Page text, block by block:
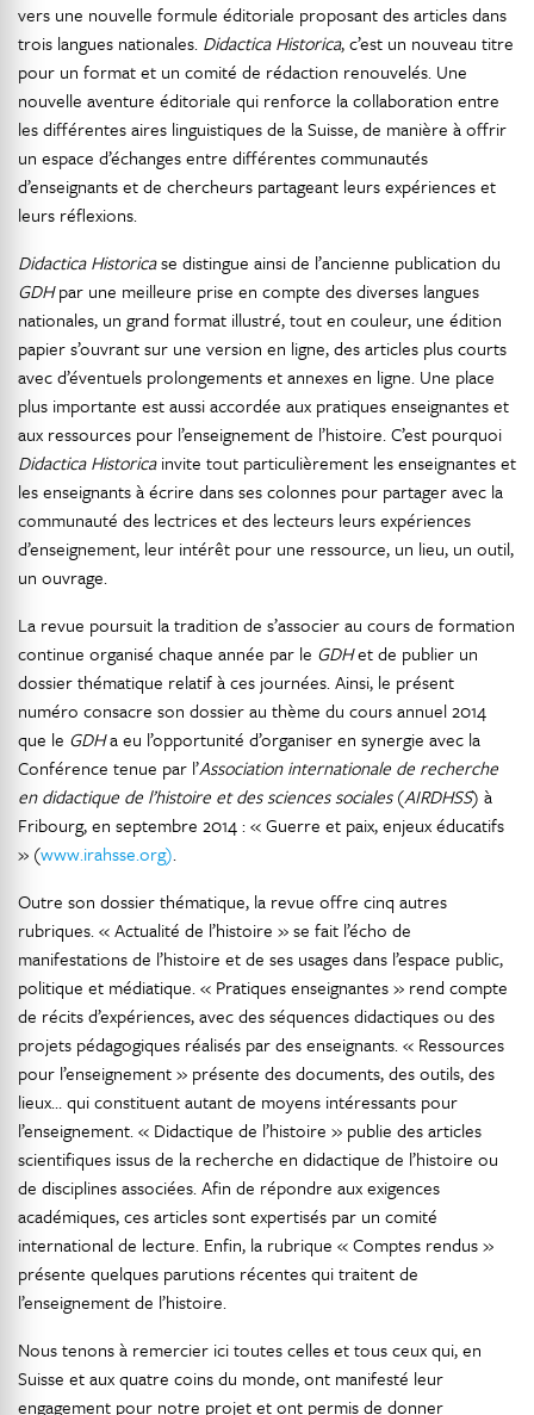
vers une nouvelle formule éditoriale proposant des articles dans
trois langues nationales. Didactica Historica, c’est un nouveau titre
pour un format et un comité de rédaction renouvelés. Une
nouvelle aventure éditoriale qui renforce la collaboration entre
les différentes aires linguistiques de la Suisse, de manière à offrir
un espace d’échanges entre différentes communautés
d’enseignants et de chercheurs partageant leurs expériences et
leurs réflexions.
Didactica Historicase distingue ainsi de l’ancienne publication du
GDHpar une meilleure prise en compte des diverses langues
nationales, un grand format illustré, tout en couleur, une édition
papier s’ouvrant sur une version en ligne, des articles plus courts
avec d’éventuels prolongements et annexes en ligne. Une place
plus importante est aussi accordée aux pratiques enseignantes et
aux ressources pour l’enseignement de l’histoire. C’est pourquoi
Didactica Historicainvite tout particulièrement les enseignantes et
les enseignants à écrire dans ses colonnes pour partager avec la
communauté des lectrices et des lecteurs leurs expériences
d’enseignement, leur intérêt pour une ressource, un lieu, un outil,
un ouvrage.
La revue poursuit la tradition de s’associer au cours de formation
continue organisé chaque année par le GDHet de publier un
dossier thématique relatif à ces journées. Ainsi, le présent
numéro consacre son dossier au thème du cours annuel 2014
que le GDHa eu l’opportunité d’organiser en synergie avec la
Conférence tenue par l’Association internationale de recherche
en didactique de l’histoire et des sciences sociales(AIRDHSS) à
Fribourg, en septembre 2014 : « Guerre et paix, enjeux éducatifs
» (www.irahsse.org).
Outre son dossier thématique, la revue offre cinq autres
rubriques. « Actualité de l’histoire » se fait l’écho de
manifestations de l’histoire et de ses usages dans l’espace public,
politique et médiatique. « Pratiques enseignantes » rend compte
de récits d’expériences, avec des séquences didactiques ou des
projets pédagogiques réalisés par des enseignants. « Ressources
pour l’enseignement » présente des documents, des outils, des
lieux… qui constituent autant de moyens intéressants pour
l’enseignement. « Didactique de l’histoire » publie des articles
scientifiques issus de la recherche en didactique de l’histoire ou
de disciplines associées. Afin de répondre aux exigences
académiques, ces articles sont expertisés par un comité
international de lecture. Enfin, la rubrique « Comptes rendus »
présente quelques parutions récentes qui traitent de
l’enseignement de l’histoire.
Nous tenons à remercier ici toutes celles et tous ceux qui, en
Suisse et aux quatre coins du monde, ont manifesté leur
engagement pour notre projet et ont permis de donner